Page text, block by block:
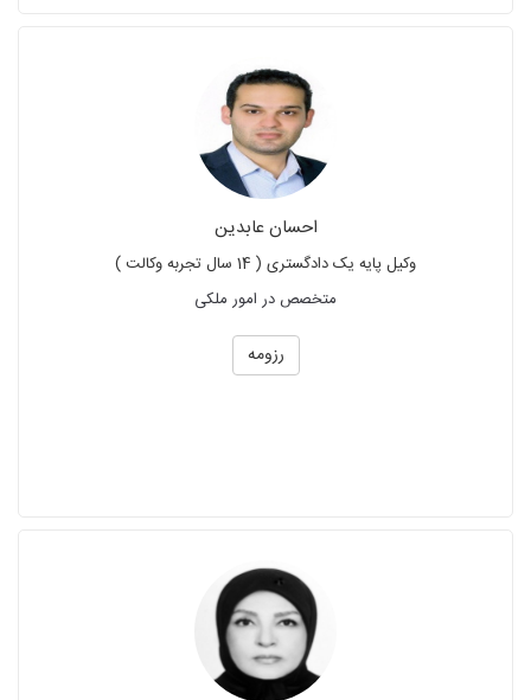
احسان عابدین
وکیل پایه یک دادگستری ( 14 سال تجربه وکالت )
متخصص در امور ملکی
رزومه